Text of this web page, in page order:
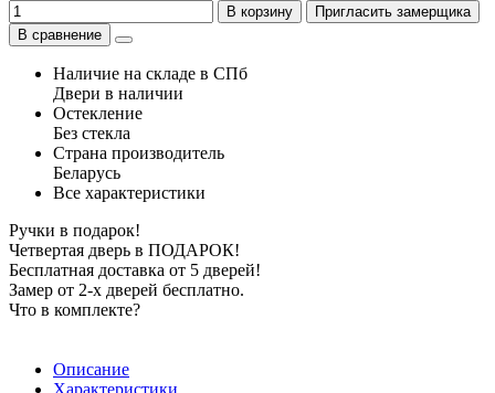
В корзину
Пригласить замерщика
В сравнение
Наличие на складе в СПб
Двери в наличии
Остекление
Без стекла
Страна производитель
Беларусь
Все характеристики
Ручки в подарок!
Четвертая дверь в ПОДАРОК!
Бесплатная доставка от 5 дверей!
Замер от 2-х дверей бесплатно.
Что в комплекте?
Описание
Характеристики